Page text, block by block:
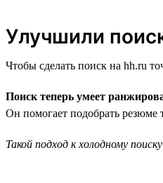
Улучшили
Чтобы сделать поиск на hh.ru
Поиск теперь умеет
Он помогает подобрать резюме
Такой подход к холодному